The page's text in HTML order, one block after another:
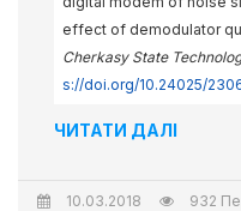
effect of demodulator
Cherkasy State
s://doi.org/10.24025/
ЧИТАТИ ДАЛІ
10.03.2018
932